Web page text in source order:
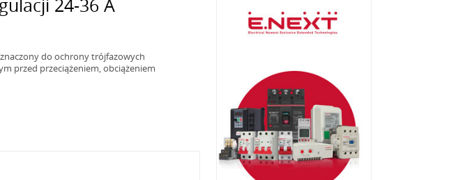
24-36 А
do ochrony trójfazowych
przed przeciążeniem, obciążeniem